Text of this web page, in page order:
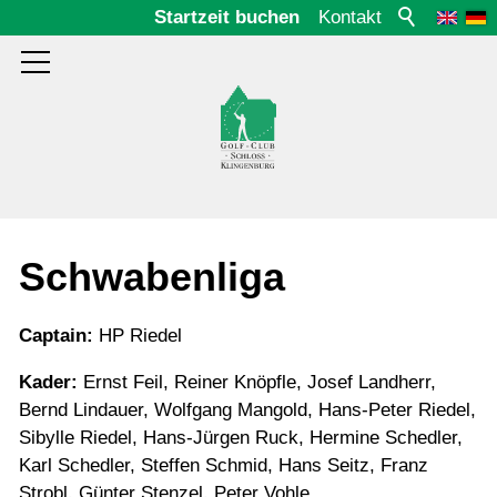
Kontakt
Startzeit buchen
Aktuelles
Platz
Club
Gäste
Schwabenliga
Captain: HP Riedel
Kader: Ernst Feil, Reiner Knöpfle, Josef Landherr,
Bernd Lindauer, Wolfgang Mangold, Hans-Peter Riedel,
Sibylle Riedel, Hans-Jürgen Ruck, Hermine Schedler,
Karl Schedler, Steffen Schmid, Hans Seitz, Franz